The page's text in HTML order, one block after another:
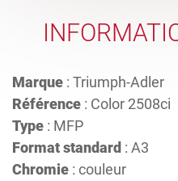
Marque : Triumph-Adler
Référence : Color 2508ci
Type : MFP
Format standard : A3
Chromie : couleur